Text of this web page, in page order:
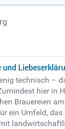
technisch –
hier in
Brauereien
Umfeld,